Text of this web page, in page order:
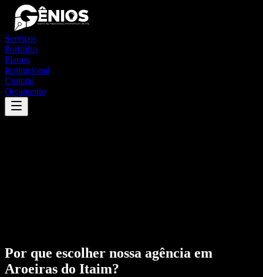
Serviços
Portfólio
Planos
Institucional
Contato
Orçamento
Por que escolher nossa agência em
Aroeiras do Itaim?